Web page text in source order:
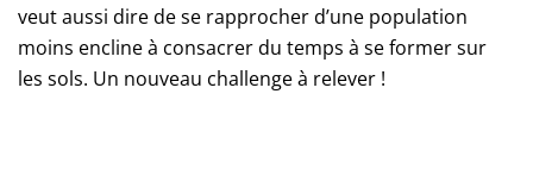
veut aussi dire de se rapprocher d’une population
moins encline à consacrer du temps à se former sur
les sols. Un nouveau challenge à relever !